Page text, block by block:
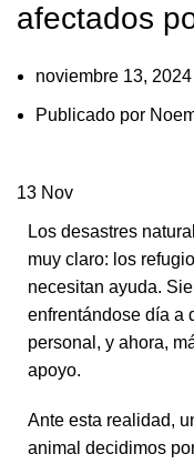
afectados
noviembre 13, 2024
Publicado por
13 Nov
Los desastres
muy claro: los
necesitan ayuda.
enfrentándose día a
personal, y ahora,
apoyo.
Ante esta realidad,
animal decidimos